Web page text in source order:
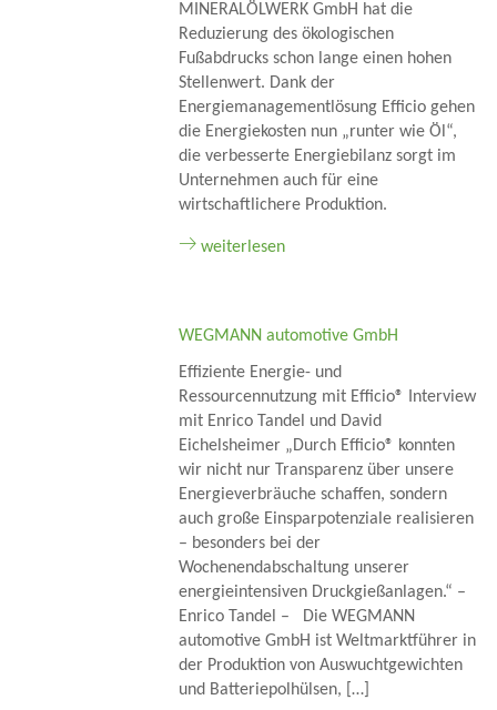
MINERALÖLWERK GmbH hat die
Reduzierung des ökologischen
Fußabdrucks schon lange einen hohen
Stellenwert. Dank der
Energiemanagementlösung Efficio gehen
die Energiekosten nun „runter wie Öl“,
die verbesserte Energiebilanz sorgt im
Unternehmen auch für eine
wirtschaftlichere Produktion.
weiterlesen
WEGMANN automotive GmbH
Effiziente Energie- und
Ressourcennutzung mit Efficio® Interview
mit Enrico Tandel und David
Eichelsheimer „Durch Efficio® konnten
wir nicht nur Transparenz über unsere
Energieverbräuche schaffen, sondern
auch große Einsparpotenziale realisieren
– besonders bei der
Wochenendabschaltung unserer
energieintensiven Druckgießanlagen.“ –
Enrico Tandel – Die WEGMANN
automotive GmbH ist Weltmarktführer in
der Produktion von Auswuchtgewichten
und Batteriepolhülsen, […]